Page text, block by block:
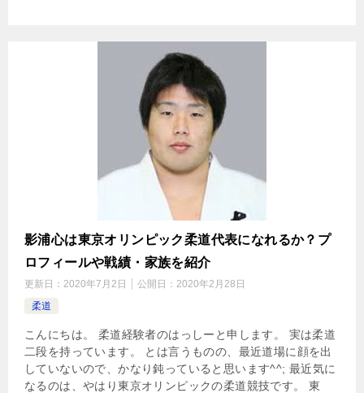
影浦心は東京オリンピック柔道代表になれるか？プ
ロフィールや戦績・家族を紹介
更新日： 2020年7月2日 公開日： 2020年2月28日
柔道
こんにちは。 柔道経験者のはっしーと申します。 実は柔道
二段を持っています。 とは言うものの、最近道場に顔を出
していないので、かなり鈍っていると思います^^; 最近気に
なるのは、やはり東京オリンピックの柔道競技です。 東